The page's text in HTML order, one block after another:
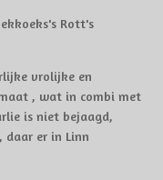
Rott's
vrolijke en
, wat in combi met
is niet bejaagd,
er in Linn